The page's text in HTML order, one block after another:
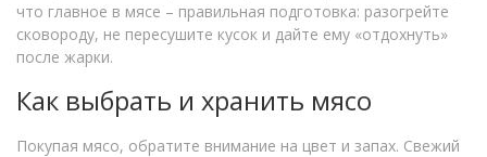
что главное в мясе – правильная подготовка: разогрейте
сковороду, не пересушите кусок и дайте ему «отдохнуть»
после жарки.
Как выбрать и хранить мясо
Покупая мясо, обратите внимание на цвет и запах. Свежий